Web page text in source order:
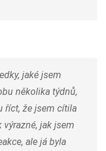
jaké jsem
několika týdnů,
říct, že jsem cítila
jak jsem
ale já byla